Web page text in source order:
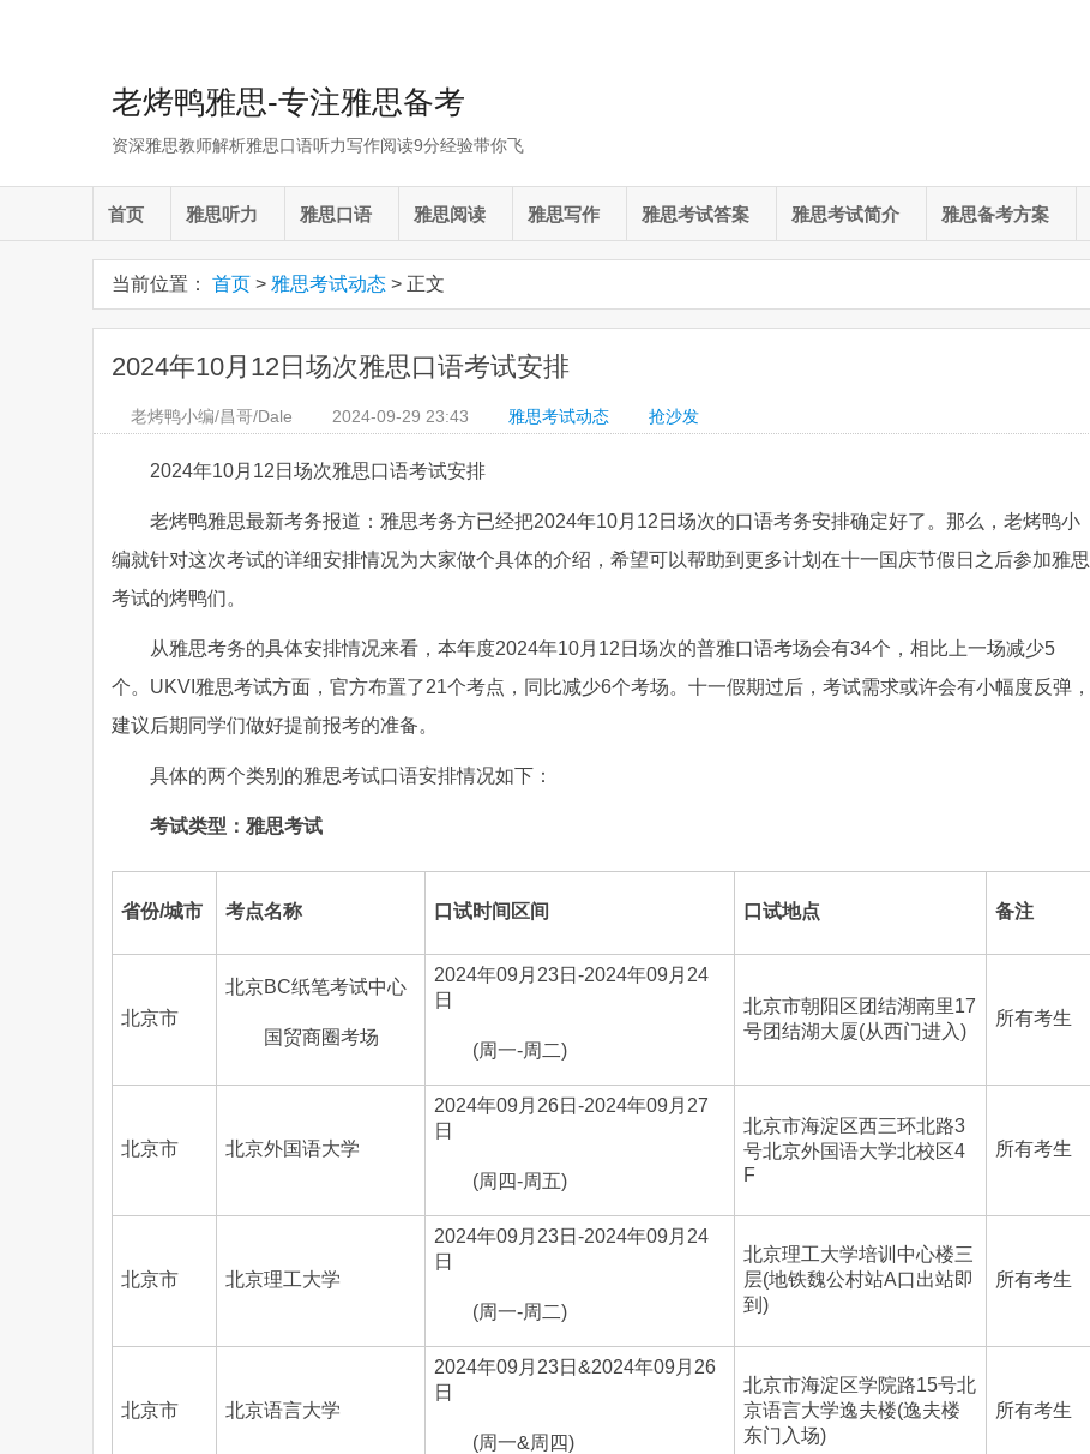
老烤鸭雅思-专注雅思备考
资深雅思教师解析雅思口语听力写作阅读9分经验带你飞
首页 雅思听力 雅思口语 雅思阅读 雅思写作 雅思考试答案 雅思考试简介 雅思备考方案
当前位置： 首页 > 雅思考试动态 > 正文
2024年10月12日场次雅思口语考试安排
老烤鸭小编/昌哥/Dale 2024-09-29 23:43 雅思考试动态 抢沙发
2024年10月12日场次雅思口语考试安排
老烤鸭雅思最新考务报道：雅思考务方已经把2024年10月12日场次的口语考务安排确定好了。那么，老烤鸭小
编就针对这次考试的详细安排情况为大家做个具体的介绍，希望可以帮助到更多计划在十一国庆节假日之后参加雅思
考试的烤鸭们。
从雅思考务的具体安排情况来看，本年度2024年10月12日场次的普雅口语考场会有34个，相比上一场减少5
个。UKVI雅思考试方面，官方布置了21个考点，同比减少6个考场。十一假期过后，考试需求或许会有小幅度反弹，
建议后期同学们做好提前报考的准备。
具体的两个类别的雅思考试口语安排情况如下：
考试类型：雅思考试
省份/城市 考点名称 口试时间区间 口试地点 备注
北京市
北京BC纸笔考试中心
国贸商圈考场
2024年09月23日-2024年09月24
日
(周一-周二)
北京市朝阳区团结湖南里17
号团结湖大厦(从西门进入)
所有考生
北京市 北京外国语大学
2024年09月26日-2024年09月27
日
(周四-周五)
北京市海淀区西三环北路3
号北京外国语大学北校区4
F
所有考生
北京市 北京理工大学
2024年09月23日-2024年09月24
日
(周一-周二)
北京理工大学培训中心楼三
层(地铁魏公村站A口出站即
到)
所有考生
北京市 北京语言大学
2024年09月23日&2024年09月26
日
(周一&周四)
北京市海淀区学院路15号北
京语言大学逸夫楼(逸夫楼
东门入场)
所有考生